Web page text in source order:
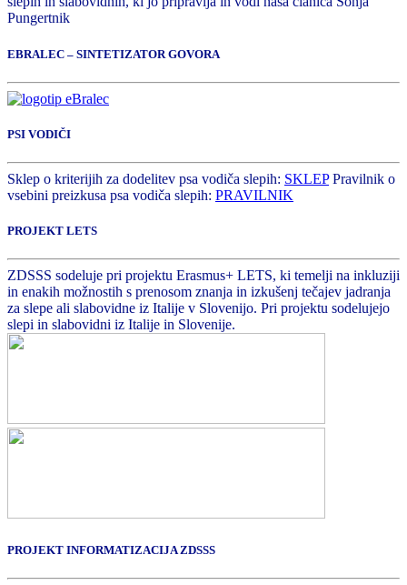
Pungertnik
EBRALEC – SINTETIZATOR GOVORA
PSI VODIČI
Sklep o kriterijih za dodelitev psa vodiča slepih: SKLEPPravilnik o
vsebini preizkusa psa vodiča slepih: PRAVILNIK
PROJEKT LETS
ZDSSS sodeluje pri projektu Erasmus+ LETS, ki temelji na inkluziji
in enakih možnostih s prenosom znanja in izkušenj tečajev jadranja
za slepe ali slabovidne iz Italije v Slovenijo. Pri projektu sodelujejo
slepi in slabovidni iz Italije in Slovenije.
PROJEKT INFORMATIZACIJA ZDSSS